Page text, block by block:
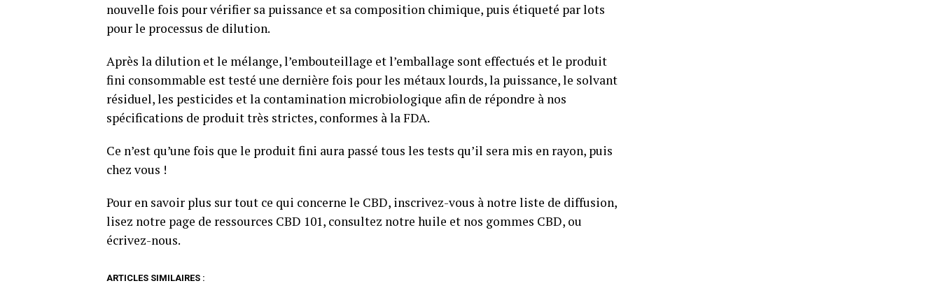
nouvelle fois pour vérifier sa puissance et sa composition chimique, puis étiqueté par lots
pour le processus de dilution.
Après la dilution et le mélange, l’embouteillage et l’emballage sont effectués et le produit
fini consommable est testé une dernière fois pour les métaux lourds, la puissance, le solvant
résiduel, les pesticides et la contamination microbiologique afin de répondre à nos
spécifications de produit très strictes, conformes à la FDA.
Ce n’est qu’une fois que le produit fini aura passé tous les tests qu’il sera mis en rayon, puis
chez vous !
Pour en savoir plus sur tout ce qui concerne le CBD, inscrivez-vous à notre liste de diffusion,
lisez notre page de ressources CBD 101, consultez notre huile et nos gommes CBD, ou
écrivez-nous.
ARTICLES SIMILAIRES :